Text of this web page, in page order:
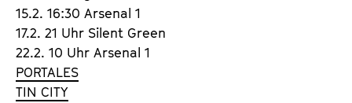
15.2. 16:30 Arsenal 1
17.2. 21 Uhr Silent Green
22.2. 10 Uhr Arsenal 1
PORTALES
TIN CITY